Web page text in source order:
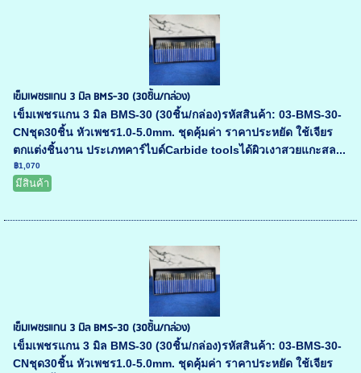
เข็มเพชรแกน 3 มิล BMS-30 (30ชิ้น/กล่อง)
เข็มเพชรแกน 3 มิล BMS-30 (30ชิ้น/กล่อง)รหัสสินค้า: 03-BMS-30-
CNชุด30ชิ้น หัวเพชร1.0-5.0mm. ชุดคุ้มค่า ราคาประหยัด ใช้เจียร
ตกแต่งชิ้นงาน ประเภทคาร์ไบด์Carbide toolsได้ผิวเงาสวยแกะสล...
฿1,070
มีสินค้า
เข็มเพชรแกน 3 มิล BMS-30 (30ชิ้น/กล่อง)
เข็มเพชรแกน 3 มิล BMS-30 (30ชิ้น/กล่อง)รหัสสินค้า: 03-BMS-30-
CNชุด30ชิ้น หัวเพชร1.0-5.0mm. ชุดคุ้มค่า ราคาประหยัด ใช้เจียร